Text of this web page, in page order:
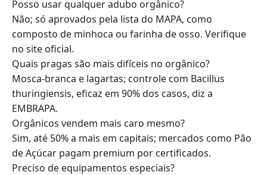
Posso usar qualquer adubo orgânico?
Não; só aprovados pela lista do MAPA, como
composto de minhoca ou farinha de osso. Verifique
no site oficial.
Quais pragas são mais difíceis no orgânico?
Mosca-branca e lagartas; controle com Bacillus
thuringiensis, eficaz em 90% dos casos, diz a
EMBRAPA.
Orgânicos vendem mais caro mesmo?
Sim, até 50% a mais em capitais; mercados como Pão
de Açúcar pagam premium por certificados.
Preciso de equipamentos especiais?